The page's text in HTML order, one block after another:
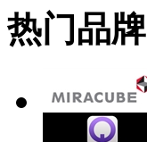
热门品牌